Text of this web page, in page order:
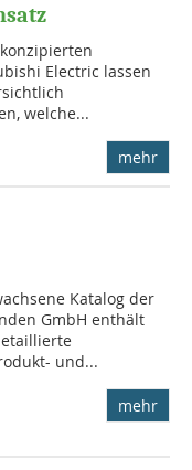
Electric lassen
welche...
mehr
Katalog der
GmbH enthält
und...
mehr